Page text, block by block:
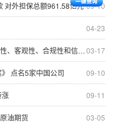
09-10
对外担保总额961.58亿元
04-23
03-17
实用性适合网站发布不超30字的标题
09-10
点名5家中国公司
09-11
涨
03-05
油期货